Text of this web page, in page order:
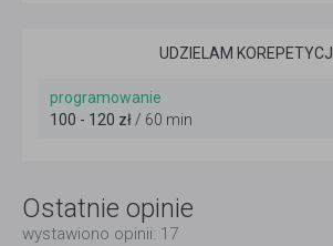
UDZIELAM KOREPETYCJI
programowanie
100 - 120 zł/ 60 min
Ostatnie opinie
wystawiono opinii: 17